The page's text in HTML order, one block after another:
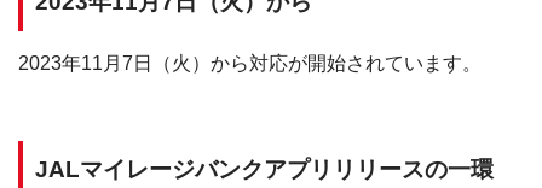
2023年11月7日（火）から対応が開始されています。
JALマイレージバンクアプリリリースの一環